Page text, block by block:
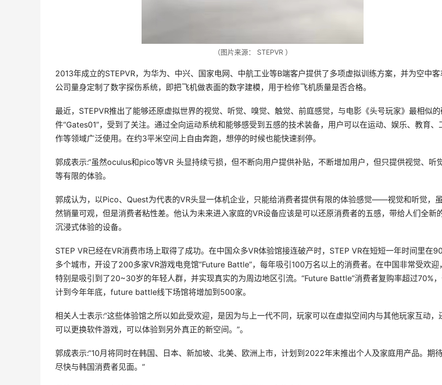
（图片来源： STEPVR ）
2013年成立的STEPVR，为华为、中兴、国家电网、中航工业等B端客户提供了多项虚拟训练方案，并为空中客
公司量身定制了数字探伤系统，即把飞机做表面的数字建模，用于检修飞机质量是否合格。
最近，STEPVR推出了能够还原虚拟世界的视觉、听觉、嗅觉、触觉、前庭感觉，与电影《头号玩家》最相似
件“Gates01”，受到了关注。通过全向运动系统和能够感受到五感的技术装备，用户可以在运动、娱乐、教育、
作等领域广泛使用。在约3平米空间上自由奔跑，想停的时候也能快速刹停。
郭成表示:“虽然oculus和pico等VR 头显持续亏损，但不断向用户提供补贴，不断增加用户，但只提供视觉、听
等有限的体验。
郭成认为，以Pico、Quest为代表的VR头显一体机企业，只能给消费者提供有限的体验感觉——视觉和听觉，
然销量可观，但是消费者粘性差。他认为未来进入家庭的VR设备应该是可以还原消费者的五感，带给人们全新
沉浸式体验的设备。
STEP VR已经在VR消费市场上取得了成功。在中国众多VR体验馆接连破产时，STEP VR在短短一年时间里在
多个城市，开设了200多家VR游戏电竞馆“Future Battle”，每年吸引100万名以上的消费者。在中国非常受欢迎
特别是吸引到了20~30岁的年轻人群，并实现真实的为周边地区引流。“Future Battle”消费者复购率超过70%
计到今年年底，future battle线下场馆将增加到500家。
相关人士表示:“这些体验馆之所以如此受欢迎，是因为与上一代不同，玩家可以在虚拟空间内与其他玩家互动，
可以更换软件游戏，可以体验到另外真正的新空间。”。
郭成表示:“10月将同时在韩国、日本、新加坡、北美、欧洲上市，计划到2022年末推出个人及家庭用产品。期
尽快与韩国消费者见面。”